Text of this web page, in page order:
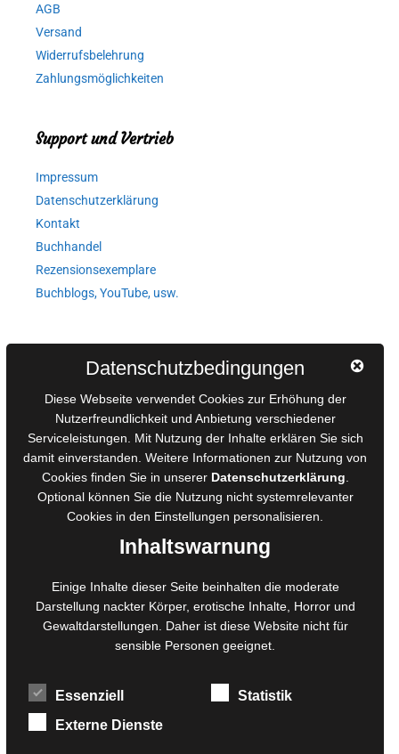
AGB
Versand
Widerrufsbelehrung
Zahlungsmöglichkeiten
Support und Vertrieb
Impressum
Datenschutzerklärung
Kontakt
Buchhandel
Rezensionsexemplare
Buchblogs, YouTube, usw.
AGB für Medienprojekte
Online-Artikel
Manuskripte einreichen
Ausschreibungen
Belegexemplare
Eigenbedarfsexemplare
Foto- und Bildbearbeitung
Fotorestauration
Creative Artwork
MPS Fotografie
WordPress Support
Datenschutzbedingungen
Diese Webseite verwendet Cookies zur Erhöhung der
Nutzerfreundlichkeit und Anbietung verschiedener
Serviceleistungen. Mit Nutzung der Inhalte erklären Sie sich
damit einverstanden. Weitere Informationen zur Nutzung von
Cookies finden Sie in unserer Datenschutzerklärung
Optional können Sie die Nutzung nicht systemrelevanter
Cookies in den Einstellungen personalisieren.
Inhaltswarnung
Einige Inhalte dieser Seite beinhalten die moderate
Darstellung nackter Körper, erotische Inhalte, Horror und
Gewaltdarstellungen. Daher ist diese Website nicht für
sensible Personen geeignet.
Essenziell
Statistik
Externe Dienste